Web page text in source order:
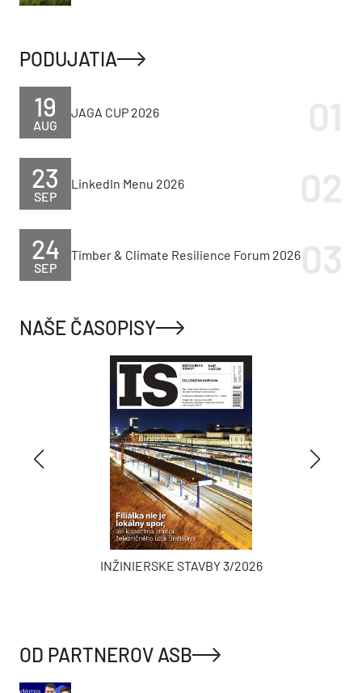
PODUJATIA
AUG
19 JAGA CUP 2026
SEP
23 LinkedIn Menu 2026
SEP
24 Timber & Climate Resilience Forum 2026
NAŠE ČASOPISY
INŽINIERSKE STAVBY 3/2026
OD PARTNEROV ASB